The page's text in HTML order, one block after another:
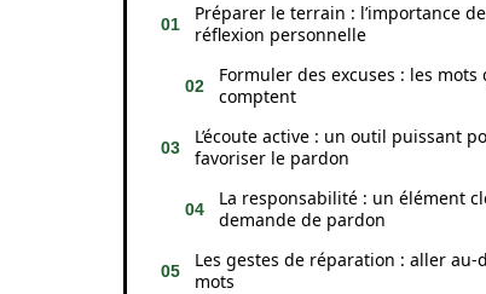
Préparer le terrain : l’importance
réflexion personnelle
Formuler des excuses : les mots
comptent
L’écoute active : un outil puissant
favoriser le pardon
La responsabilité : un élément
demande de pardon
Les gestes de réparation : aller au-
mots